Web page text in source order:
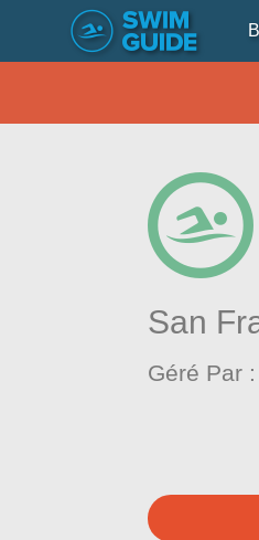
San
Géré Par :